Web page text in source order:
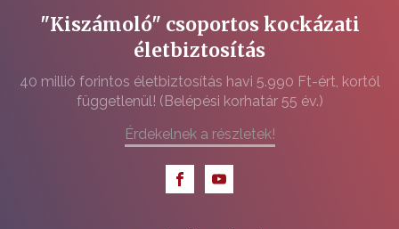
"Kiszámoló" csoportos kockázati
életbiztosítás
40 millió forintos életbiztosítás havi 5.990 Ft-ért, kortól
függetlenül! (Belépési korhatár 55 év.)
Érdekelnek a részletek!